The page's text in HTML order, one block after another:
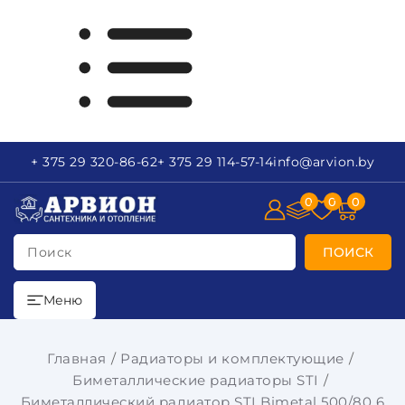
+ 375 29 320-86-62+ 375 29 114-57-14info@arvion.by
Поиск ПОИСК
0 0 0
Меню
Главная
Радиаторы и комплектующие
Биметаллические радиаторы STI